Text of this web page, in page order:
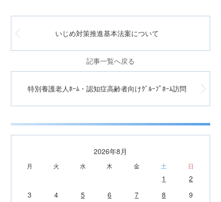
いじめ対策推進基本法案について
記事一覧へ戻る
特別養護老人ﾎｰﾑ・認知症高齢者向けｸﾞﾙｰﾌﾟﾎｰﾑ訪問
2026年8月
月 火 水 木 金 土 日
1
2
3
4 5 6 7 8
9